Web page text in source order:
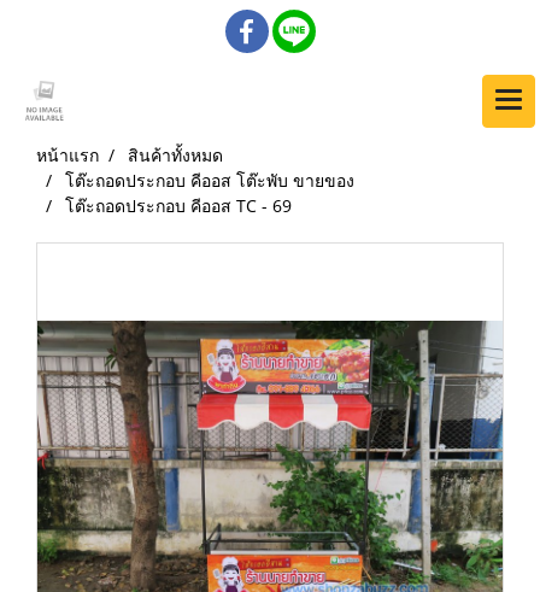
หน้าแรก
สินค้าทั้งหมด
โต๊ะถอดประกอบ คีออส โต๊ะพับ ขายของ
โต๊ะถอดประกอบ คีออส TC - 69